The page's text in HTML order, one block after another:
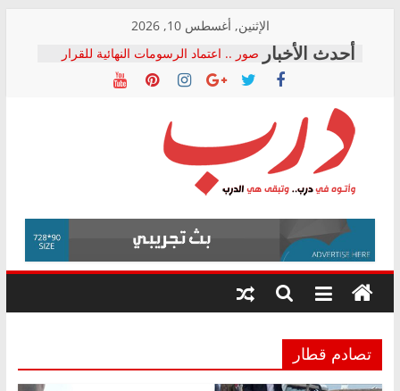
content
الإثنين, أغسطس 10, 2026
صور .. اعتماد الرسومات النهائية للقرار
الوزاري لمدينة الصحفيين.. وانتهاء أعمال
إنشاء المبنى الإداري
حرية تداول المعلومات للبرلمان خلال
الأسبوع الأخير لدور الانعقاد
نقيب الصحفيين يخاطب الوزراء
العام ضد مؤسسات تستغل المتدربين
حزب التحالف الشعبي يطلق لجنة “الحق
في الصحة” بالإسكندرية لرصد الانتهاكات
ودعم المرضى
درب
وأتوه
درب..
وتبقى
هي
تصادم قطار